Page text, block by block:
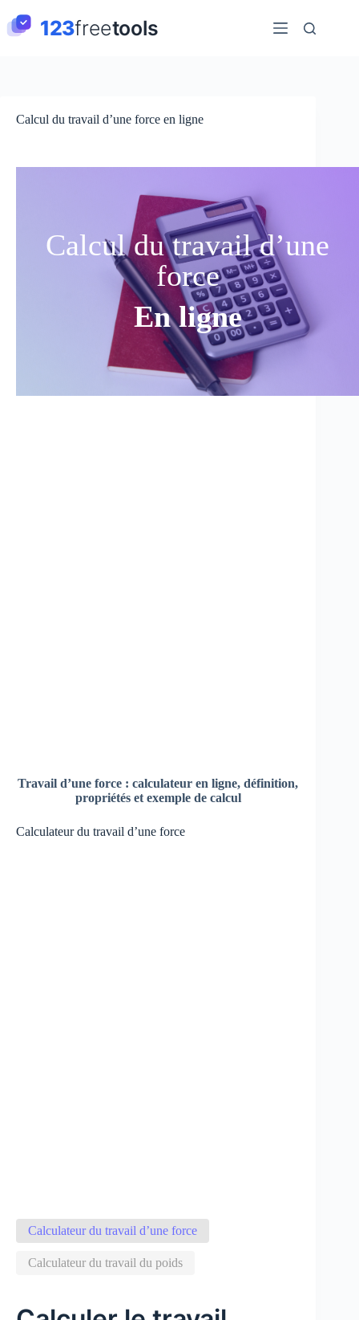
au
contenu
Calcul du travail d’une force en ligne
Calcul du travail d’une
force
En ligne
Travail d’une force : calculateur en ligne, définition,
propriétés et exemple de calcul
Calculateur du travail d’une force
Calculateur du travail d’une force
Calculateur du travail du poids